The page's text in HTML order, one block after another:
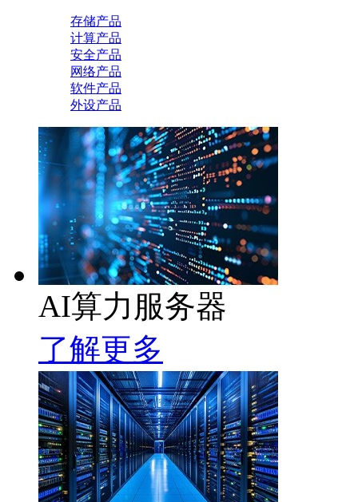
存储产品
计算产品
安全产品
网络产品
软件产品
外设产品
AI算力服务器
了解更多